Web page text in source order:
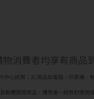
消費者均享有商品
中心試用；3C商品如電腦、印表機、
軟體類等商品，購買後一經拆封使用